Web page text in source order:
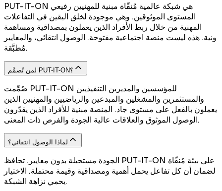
PUT-IT-ON هي شبكة عالمية مُنقّاة مبنية للمهنيين رفيعي
المستوى الموثوقين. وهي موجودة لخلق اليقين في التفاعلات
المهنية من خلال ربط الأفراد الذين يعملون بمصداقية ومساهمة
ونية. هذه ليست منصة اجتماعية مفتوحة. الوصول انتقائي، والمعايير
مُطبَّقة.
لمن تُصمَّم PUT-IT-ON؟
صُمِّمت PUT-IT-ON للمؤسسين والمديرين التنفيذيين
والمستثمرين والمشغلين والمبدعين والرياضيين والمهنيين الذين
يعملون بالفعل على مستوى جاد. المنصة مبنية للأفراد الذين يقدّرون
الوصول الموثوق والعلاقات عالية الجودة والفرص ذات المعنى.
لماذا الوصول انتقائي؟
الجودة مستحيلة بدون معايير. تحافظ PUT-IT-ON على بيئة مُنقّاة
لضمان أن كل تفاعل يحمل أهمية ومصداقية وقيمة محتملة. الاختيار
يحمي نزاهة الشبكة.